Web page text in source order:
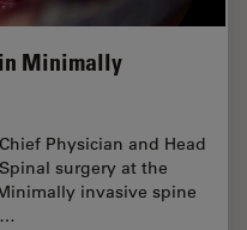
Minimally
Physician and Head
surgery at the
invasive spine